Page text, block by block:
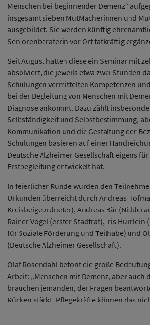
Menschen bei beginnender Demenz“
insgesamt sieben MutMacherinnen und
ausgebildet. Sie werden künftig
Seniorenberaterin vor Ort tatkräftig
Seit August hatten diese ein Seminar mit
absolviert, die jeweils etwa zwei Stunden
Schulungen vermittelten Kompetenzen
bei der Begleitung von Menschen mit
Diagnose ankommt. Dazu zählt
Selbständigkeit und Selbstbestimmung,
Kommunikation und die Gestaltung der
Schulungen basieren auf einer
Deutsche Alzheimer Gesellschaft eigens
Erstbegleitung entwickelt hat.
In feierlicher Runde wurden den
Urkunden überreicht durch Andreas
Kreisbeigeordneter), Andreas Bär
Rainer Vogel (erster Stadtrat), Iris Hurrlein
für Soziale Förderung und Teilhabe) und
(Deutsche Alzheimer Gesellschaft).
Olaf Rosendahl betont die große
Arbeit: „Menschen mit Demenz, aber auch
brauchen jemanden, der Fragen
Rücken stärkt. Pflegekräfte können das